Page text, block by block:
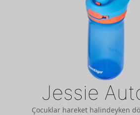
Jessie
Çocuklar hareket halindeyken